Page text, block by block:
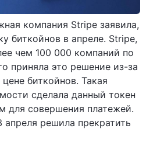
компания Stripe заявила,
биткойнов в апреле. Stripe,
чем 100 000 компаний по
приняла это решение из-за
биткойнов. Такая
сделала данный токен
для совершения платежей.
решила прекратить